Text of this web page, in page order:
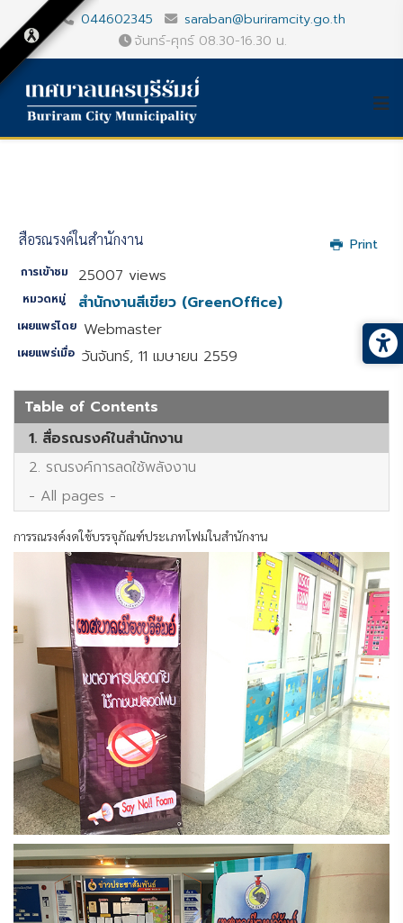
044602345
saraban@buriramcity.go.th
จันทร์-ศุกร์ 08.30-16.30 น.
Print
สื่อรณรงค์ในสำนักงาน
การเข้าชม 25007 views
หมวดหมู่ สำนักงานสีเขียว (GreenOffice)
เผยแพร่โดย Webmaster
เผยแพร่เมื่อ วันจันทร์, 11 เมษายน 2559
Table of Contents
1. สื่อรณรงค์ในสำนักงาน
2. รณรงค์การลดใช้พลังงาน
- All pages -
การรณรงค์งดใช้บรรจุภัณฑ์ประเภทโฟมในสำนักงาน